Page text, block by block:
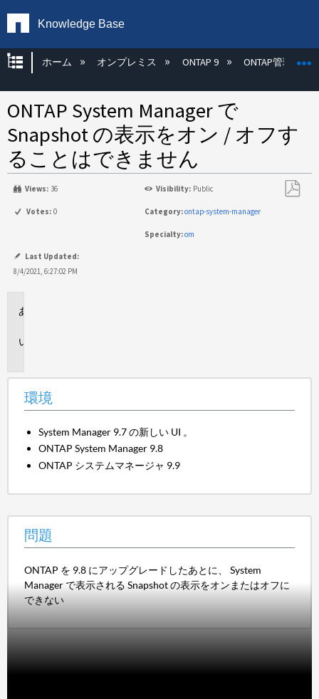
Knowledge Base
グローバル階層を展開/折りたたむ
ホーム オンプレミス ONTAP 9 ONTAP管理
ONTAP System Manager で
Snapshot の表示をオン / オフす
ることはできません
Views: 36 Visibility: Public
Votes: 0 Category:ontap-system-manager
Specialty:om
Last Updated:
8/4/2021, 6:27:02 PM
環境
System Manager 9.7 の新しい UI 。
ONTAP System Manager 9.8
ONTAP システムマネージャ 9.9
問題
ONTAP を 9.8 にアップグレードしたあとに、 System
Manager で表示される Snapshot の表示をオンまたはオフに
できない